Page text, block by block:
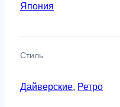
Япония
Стиль
Дайверские, Ретро